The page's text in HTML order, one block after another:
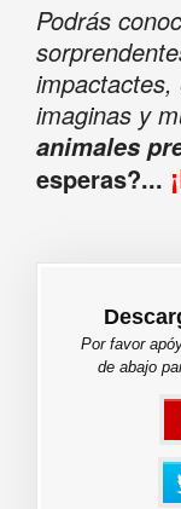
Podrás
impactactes,
imaginas y
animales
esperas?...
Por favor
de abajo